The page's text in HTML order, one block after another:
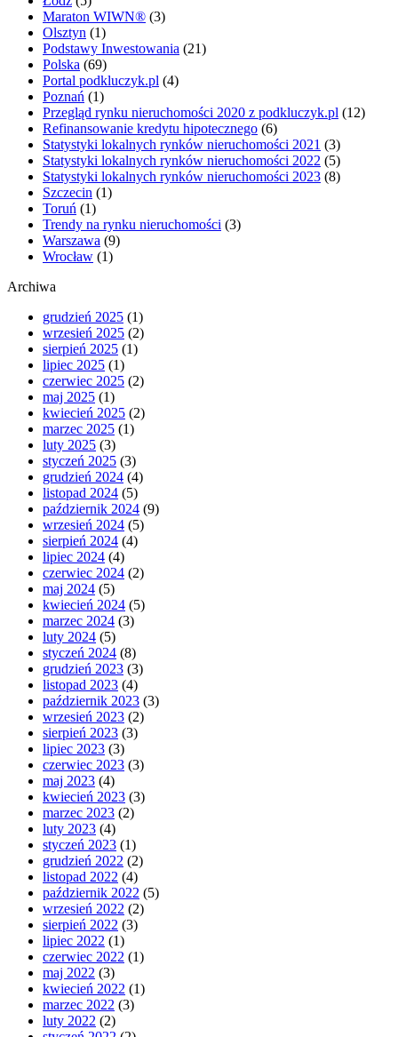
Maraton WIWN® (3)
Olsztyn (1)
Podstawy Inwestowania (21)
Polska (69)
Portal podkluczyk.pl (4)
Poznań (1)
Przegląd rynku nieruchomości 2020 z podkluczyk.pl (12)
Refinansowanie kredytu hipotecznego (6)
Statystyki lokalnych rynków nieruchomości 2021 (3)
Statystyki lokalnych rynków nieruchomości 2022 (5)
Statystyki lokalnych rynków nieruchomości 2023 (8)
Szczecin (1)
Toruń (1)
Trendy na rynku nieruchomości (3)
Warszawa (9)
Wrocław (1)
Archiwa
grudzień 2025 (1)
wrzesień 2025 (2)
sierpień 2025 (1)
lipiec 2025 (1)
czerwiec 2025 (2)
maj 2025 (1)
kwiecień 2025 (2)
marzec 2025 (1)
luty 2025 (3)
styczeń 2025 (3)
grudzień 2024 (4)
listopad 2024 (5)
październik 2024 (9)
wrzesień 2024 (5)
sierpień 2024 (4)
lipiec 2024 (4)
czerwiec 2024 (2)
maj 2024 (5)
kwiecień 2024 (5)
marzec 2024 (3)
luty 2024 (5)
styczeń 2024 (8)
grudzień 2023 (3)
listopad 2023 (4)
październik 2023 (3)
wrzesień 2023 (2)
sierpień 2023 (3)
lipiec 2023 (3)
czerwiec 2023 (3)
maj 2023 (4)
kwiecień 2023 (3)
marzec 2023 (2)
luty 2023 (4)
styczeń 2023 (1)
grudzień 2022 (2)
listopad 2022 (4)
październik 2022 (5)
wrzesień 2022 (2)
sierpień 2022 (3)
lipiec 2022 (1)
czerwiec 2022 (1)
maj 2022 (3)
kwiecień 2022 (1)
marzec 2022 (3)
luty 2022 (2)